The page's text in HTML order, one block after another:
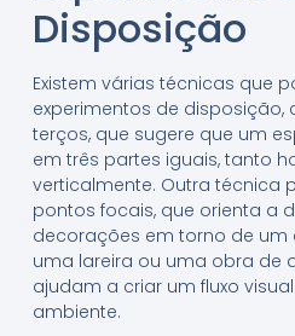
Disposição
Existem várias técnicas que
experimentos de disposição,
terços, que sugere que um
em três partes iguais, tanto
verticalmente. Outra técnica
pontos focais, que orienta a
decorações em torno de um
uma lareira ou uma obra de
ajudam a criar um fluxo
ambiente.